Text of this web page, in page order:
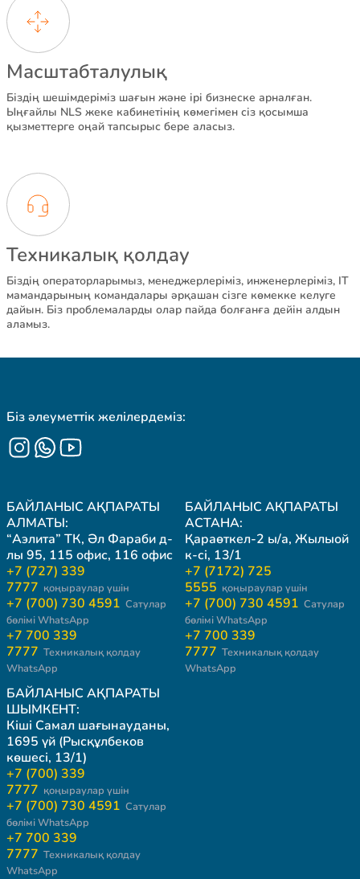
Масштабталулық
Біздің шешімдеріміз шағын және ірі бизнеске арналған.
Ыңғайлы NLS жеке кабинетінің көмегімен сіз қосымша
қызметтерге оңай тапсырыс бере аласыз.
Техникалық қолдау
Біздің операторларымыз, менеджерлеріміз, инженерлеріміз, IT
мамандарының командалары әрқашан сізге көмекке келуге
дайын. Біз проблемаларды олар пайда болғанға дейін алдын
аламыз.
Біз әлеуметтік желілердеміз:
БАЙЛАНЫС АҚПАРАТЫ
АЛМАТЫ:
“Аэлита” ТК, Әл Фараби д-
лы 95, 115 офис, 116 офис
+7 (727) 339
7777 қоңыраулар үшін
+7 (700) 730 4591 Сатулар
бөлімі WhatsApp
+7 700 339
7777 Техникалық қолдау
WhatsApp
БАЙЛАНЫС АҚПАРАТЫ
АСТАНА:
Қараөткел-2 ы/а, Жылыой
к-сі, 13/1
+7 (7172) 725
5555 қоңыраулар үшін
+7 (700) 730 4591 Сатулар
бөлімі WhatsApp
+7 700 339
7777 Техникалық қолдау
WhatsApp
БАЙЛАНЫС АҚПАРАТЫ
ШЫМКЕНТ:
Кіші Самал шағынауданы,
1695 үй (Рысқұлбеков
көшесі, 13/1)
+7 (700) 339
7777 қоңыраулар үшін
+7 (700) 730 4591 Сатулар
бөлімі WhatsApp
+7 700 339
7777 Техникалық қолдау
WhatsApp